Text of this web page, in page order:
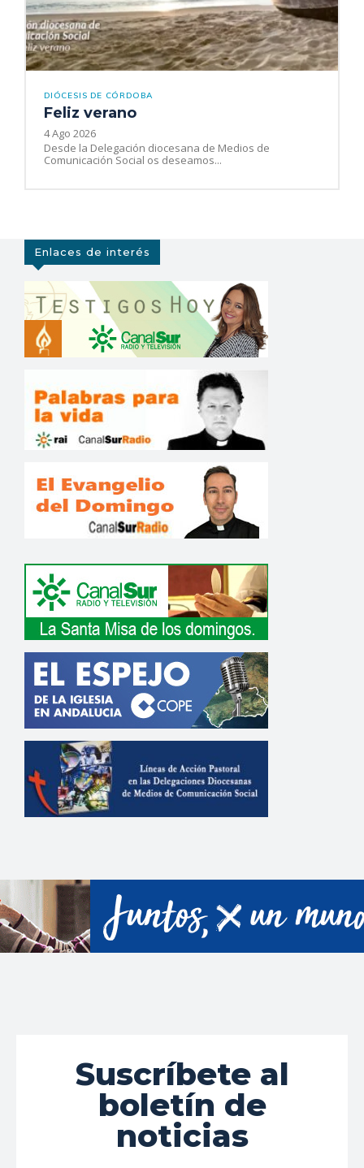
DIÓCESIS DE CÓRDOBA
Feliz verano
4 Ago 2026
Desde la Delegación diocesana de Medios de
Comunicación Social os deseamos...
Enlaces de interés
Suscríbete al
boletín de
noticias